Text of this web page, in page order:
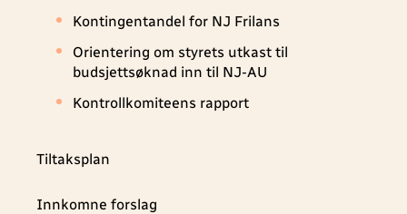
Kontingentandel for NJ Frilans
Orientering om styrets utkast til
budsjettsøknad inn til NJ-AU
Kontrollkomiteens rapport
Tiltaksplan
Innkomne forslag